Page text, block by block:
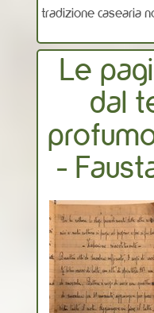
tradizione casearia
Le
dal
-